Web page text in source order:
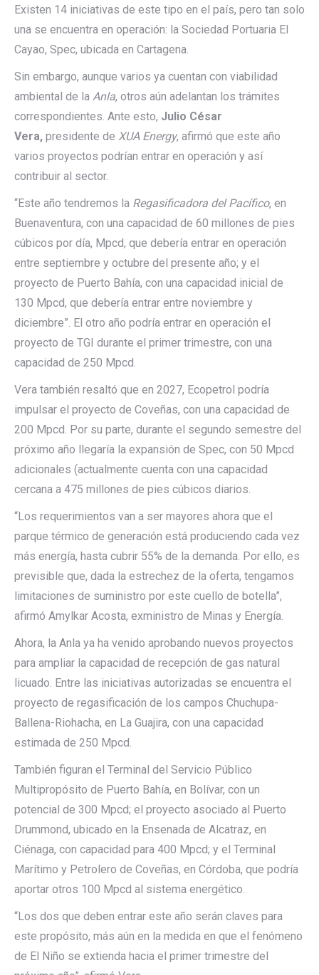
Existen 14 iniciativas de este tipo en el país, pero tan solo
una se encuentra en operación: la Sociedad Portuaria El
Cayao, Spec, ubicada en Cartagena.
Sin embargo, aunque varios ya cuentan con viabilidad
ambiental de la Anla, otros aún adelantan los trámites
correspondientes. Ante esto, Julio César
Vera, presidente de XUA Energy, afirmó que este año
varios proyectos podrían entrar en operación y así
contribuir al sector.
“Este año tendremos la Regasificadora del Pacífico, en
Buenaventura, con una capacidad de 60 millones de pies
cúbicos por día, Mpcd, que debería entrar en operación
entre septiembre y octubre del presente año; y el
proyecto de Puerto Bahía, con una capacidad inicial de
130 Mpcd, que debería entrar entre noviembre y
diciembre”. El otro año podría entrar en operación el
proyecto de TGI durante el primer trimestre, con una
capacidad de 250 Mpcd.
Vera también resaltó que en 2027, Ecopetrol podría
impulsar el proyecto de Coveñas, con una capacidad de
200 Mpcd. Por su parte, durante el segundo semestre del
próximo año llegaría la expansión de Spec, con 50 Mpcd
adicionales (actualmente cuenta con una capacidad
cercana a 475 millones de pies cúbicos diarios.
“Los requerimientos van a ser mayores ahora que el
parque térmico de generación está produciendo cada vez
más energía, hasta cubrir 55% de la demanda. Por ello, es
previsible que, dada la estrechez de la oferta, tengamos
limitaciones de suministro por este cuello de botella”,
afirmó Amylkar Acosta, exministro de Minas y Energía.
Ahora, la Anla ya ha venido aprobando nuevos proyectos
para ampliar la capacidad de recepción de gas natural
licuado. Entre las iniciativas autorizadas se encuentra el
proyecto de regasificación de los campos Chuchupa-
Ballena-Riohacha, en La Guajira, con una capacidad
estimada de 250 Mpcd.
También figuran el Terminal del Servicio Público
Multipropósito de Puerto Bahía, en Bolívar, con un
potencial de 300 Mpcd; el proyecto asociado al Puerto
Drummond, ubicado en la Ensenada de Alcatraz, en
Ciénaga, con capacidad para 400 Mpcd; y el Terminal
Marítimo y Petrolero de Coveñas, en Córdoba, que podría
aportar otros 100 Mpcd al sistema energético.
“Los dos que deben entrar este año serán claves para
este propósito, más aún en la medida en que el fenómeno
de El Niño se extienda hacia el primer trimestre del